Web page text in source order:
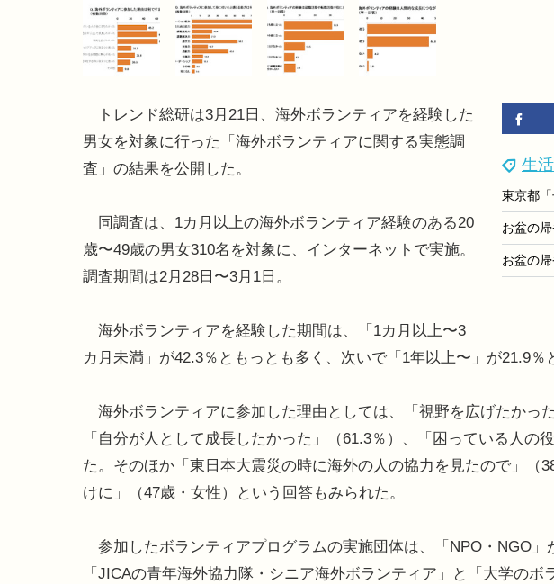
生
トレンド総研は3月21日、海外ボランティアを経験した
男女を対象に行った「海外ボランティアに関する実態調
査」の結果を公開した。
同調査は、1カ月以上の海外ボランティア経験のある20
歳〜49歳の男女310名を対象に、インターネットで実施。
調査期間は2月28日〜3月1日。
海外ボランティアを経験した期間は、「1カ月以上〜3
カ月未満」が42.3％ともっとも多く、次いで「1年以上〜」が21.9％
海外ボランティアに参加した理由としては、「視野を広げたかっ
「自分が人として成長したかった」（61.3％）、「困っている人の
た。そのほか「東日本大震災の時に海外の人の協力を見たので」（
けに」（47歳・女性）という回答もみられた。
参加したボランティアプログラムの実施団体は、「NPO・NGO」
「JICAの青年海外協力隊・シニア海外ボランティア」と「大学の